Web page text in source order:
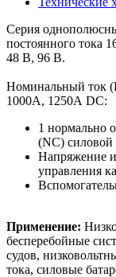
Серия
постоянного тока
48 В, 96 В.
Номинальный ток
1000А, 1250А DC:
1 нормально
(NC) силовой
Напряжение
управления
Применение:
бесперебойные
судов,
тока, силовые